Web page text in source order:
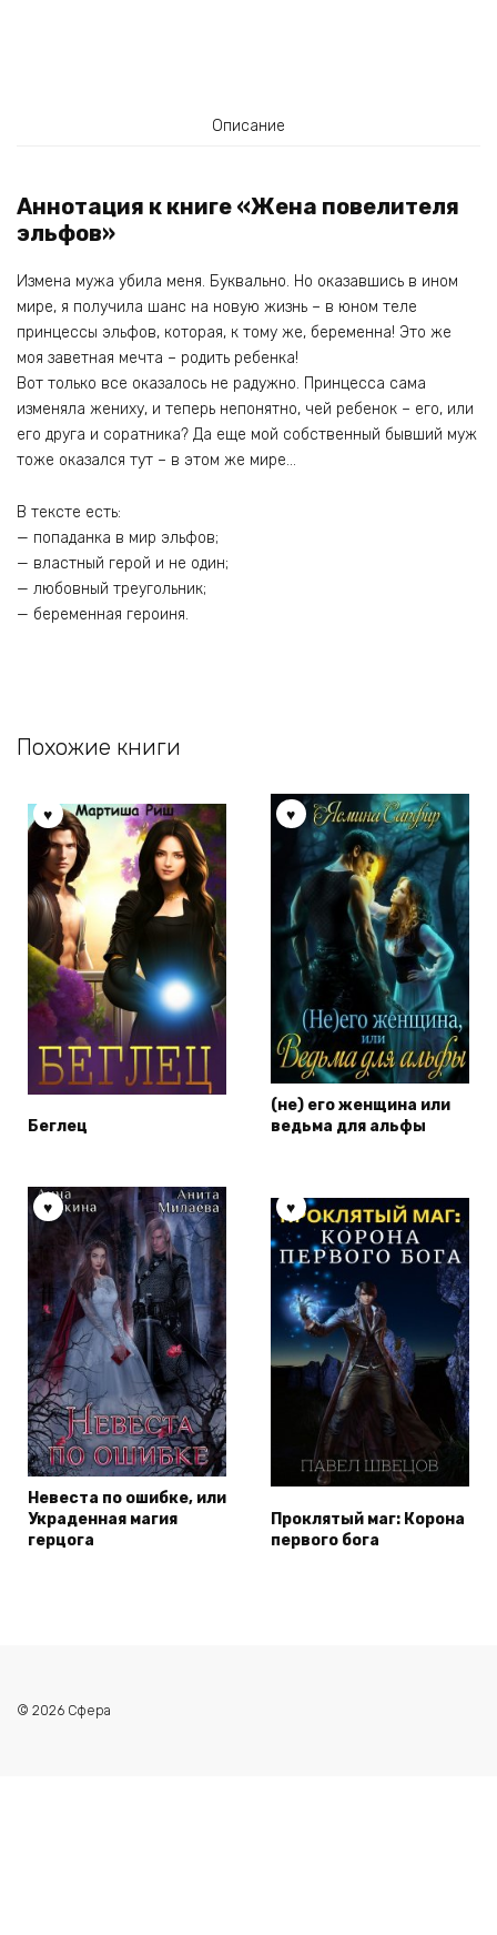
Описание
Аннотация к книге «Жена повелителя
эльфов»
Измена мужа убила меня. Буквально. Но оказавшись в ином
мире, я получила шанс на новую жизнь – в юном теле
принцессы эльфов, которая, к тому же, беременна! Это же
моя заветная мечта – родить ребенка!
Вот только все оказалось не радужно. Принцесса сама
изменяла жениху, и теперь непонятно, чей ребенок – его, или
его друга и соратника? Да еще мой собственный бывший муж
тоже оказался тут – в этом же мире…
В тексте есть:
— попаданка в мир эльфов;
— властный герой и не один;
— любовный треугольник;
— беременная героиня.
Похожие книги
Беглец
(не) его женщина или
ведьма для альфы
Невеста по ошибке, или
Украденная магия
герцога
Проклятый маг: Корона
первого бога
© 2026 Сфера